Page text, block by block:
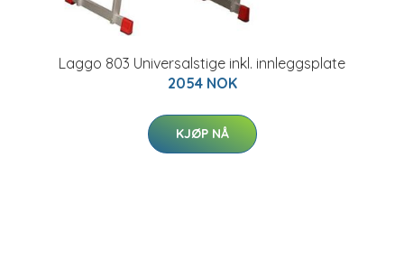
Laggo 803 Universalstige inkl. innleggsplate
2054 NOK
KJØP NÅ